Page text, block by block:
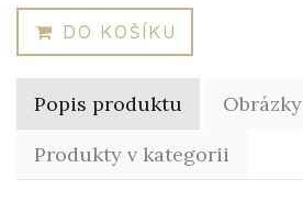
DO KOŠÍKU
Popis produktu
Obrázky
Produkty v kategorii